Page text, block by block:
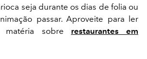
seja durante os dias de folia ou
passar. Aproveite para ler
matéria sobre restaurantes em